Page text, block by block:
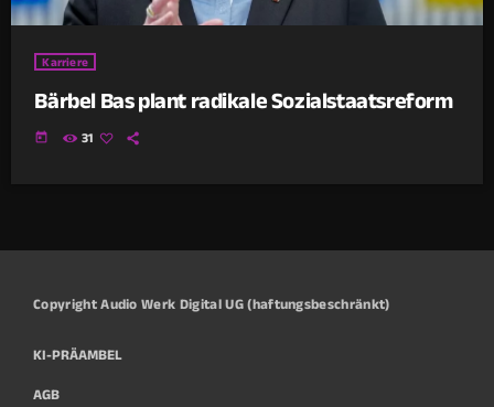
Karriere
Bärbel Bas plant radikale Sozialstaatsreform
today 31
Copyright Audio Werk Digital UG (haftungsbeschränkt)
KI-PRÄAMBEL
AGB